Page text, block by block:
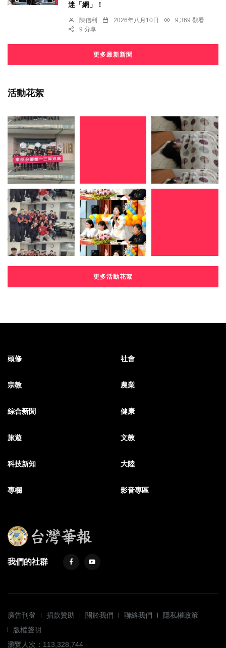
迷「網」！
陳信利 2026年八月10日
9,369 觀看
9 分享
更多最新新聞
活動花絮
更多活動花絮
頭條 社會
宗教 農業
綜合新聞 健康
旅遊 文教
科技新知 大陸
專欄 影音專區
我們的社群
廣告刊登 捐款贊助 關於我們 聯絡我們
隱私權政策
版權聲明
瀏覽人次：113,328,744